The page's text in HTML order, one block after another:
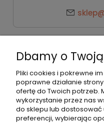
Dbamy o
Pliki cookies i pokrewne
poprawne działanie
ofertę do Twoich potrzeb.
wykorzystanie przez nas
do sklepu lub dostosować
preferencji, wybierając